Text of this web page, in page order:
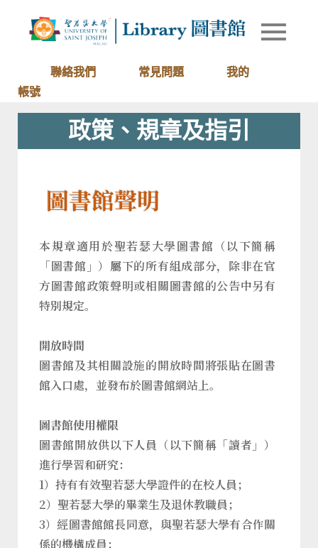
圖書館
Library of
聯絡我們 常見問題
我的
帳號
政策、規章及指引
圖書館聲明
本規章適用於聖若瑟大學圖書館（以下簡稱
「圖書館」）屬下的所有組成部分，除非在官
方圖書館政策聲明或相關圖書館的公告中另有
特別規定。
開放時間
圖書館及其相關設施的開放時間將張貼在圖書
館入口處，並發布於圖書館網站上。
圖書館使用權限
圖書館開放供以下人員（以下簡稱「讀者」）
進行學習和研究：
1）持有有效聖若瑟大學證件的在校人員；
2）聖若瑟大學的畢業生及退休教職員；
3）經圖書館館長同意，與聖若瑟大學有合作關
係的機構成員；